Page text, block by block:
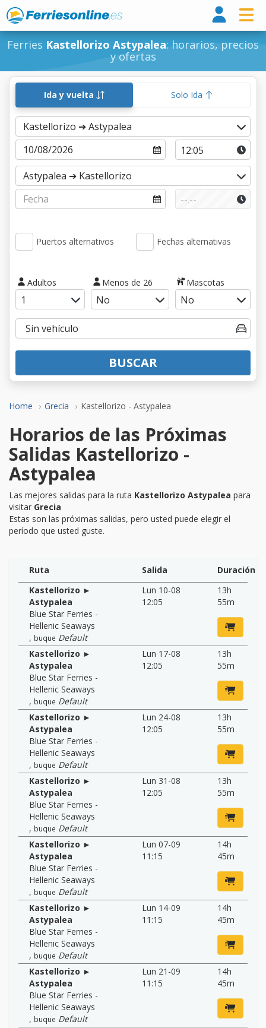
Ferries Kastellorizo Astypalea: horarios, precios
y ofertas
Home Grecia Kastellorizo - Astypalea
Ida y vuelta Solo Ida
Puertos alternativos Fechas alternativas
Adultos Menos de 26 Mascotas
BUSCAR
Horarios de las Próximas
Salidas Kastellorizo -
Astypalea
Las mejores salidas para la ruta Kastellorizo Astypalea para
visitar Grecia
Estas son las próximas salidas, pero usted puede elegir el
período que usted guste.
Ruta Salida
Duración
Kastellorizo ►
Astypalea
Blue Star Ferries -
Hellenic Seaways
, buque Default
Lun 10-08
12:05
13h
55m
Kastellorizo ►
Astypalea
Blue Star Ferries -
Hellenic Seaways
, buque Default
Lun 17-08
12:05
13h
55m
Kastellorizo ►
Astypalea
Blue Star Ferries -
Hellenic Seaways
, buque Default
Lun 24-08
12:05
13h
55m
Kastellorizo ►
Astypalea
Blue Star Ferries -
Hellenic Seaways
, buque Default
Lun 31-08
12:05
13h
55m
Kastellorizo ►
Astypalea
Blue Star Ferries -
Hellenic Seaways
, buque Default
Lun 07-09
11:15
14h
45m
Kastellorizo ►
Astypalea
Blue Star Ferries -
Hellenic Seaways
, buque Default
Lun 14-09
11:15
14h
45m
Kastellorizo ►
Astypalea
Blue Star Ferries -
Hellenic Seaways
, buque Default
Lun 21-09
11:15
14h
45m